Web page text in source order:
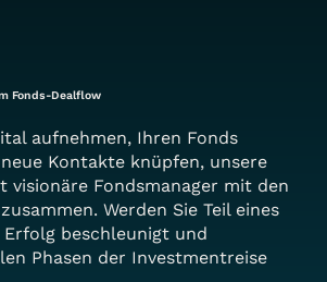
Fonds-Dealflow
aufnehmen, Ihren Fonds
Kontakte knüpfen, unsere
visionäre Fondsmanager mit den
Werden Sie Teil eines
Erfolg beschleunigt und
Phasen der Investmentreise